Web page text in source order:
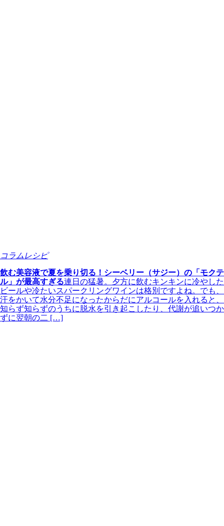
コラムレシピ
飲む美容液で夏を乗り切る！シーベリー（サジー）の「モクテ
ル」が最高すぎる連日の猛暑。夕方に飲むキンキンに冷やした
ビールや冷たいスパークリングワインは格別ですよね。でも、
汗をかいて水分不足になったからだにアルコールを入れると、
知らず知らずのうちに脱水を引き起こしたり、代謝が追いつか
ずに翌朝の二 […]